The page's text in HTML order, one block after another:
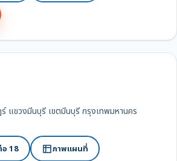
แขวงมีนบุรี เขตมีนบุรี กรุงเทพมหานคร
18 ภาพแผนที่